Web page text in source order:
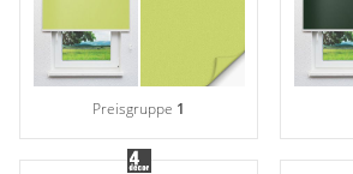
Preisgruppe 1